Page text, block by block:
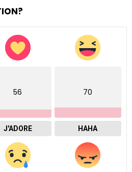
56
J'ADORE
70
HAHA